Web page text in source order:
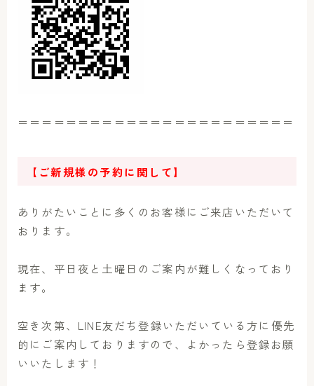
＝＝＝＝＝＝＝＝＝＝＝＝＝＝＝＝＝＝＝＝＝＝＝
【ご新規様の予約に関して】
ありがたいことに多くのお客様にご来店いただいて
おります。
現在、平日夜と土曜日のご案内が難しくなっており
ます。
空き次第、LINE友だち登録いただいている方に優先
的にご案内しておりますので、よかったら登録お願
いいたします！